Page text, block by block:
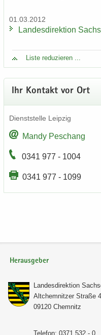
01.03.2012
Lan­des­di­rek­ti­on
Liste re­du­zie­ren ...
Ihr Kon­takt vor Ort
Dienst­stel­le Leip­zig
Mandy Peschang
0341 977 - 1004
0341 977 - 1099
Herausgeber
Lan­des­di­rek­ti­on
Alt­chem­nit­zer Stra­ße
09120 Chem­nitz
Te­le­fon: 0371 532 - 0